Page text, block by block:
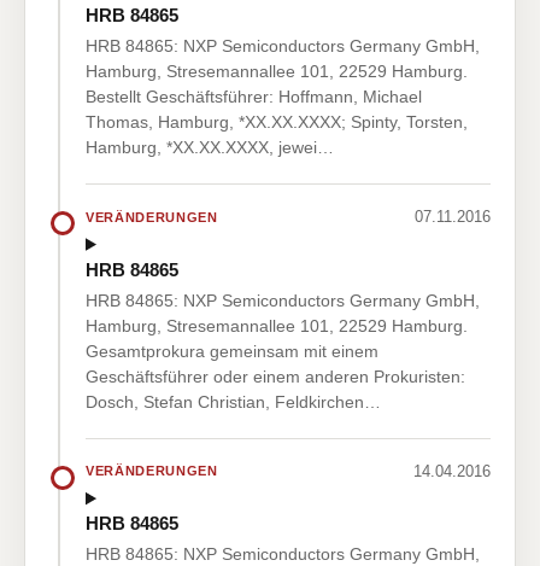
HRB 84865
HRB 84865: NXP Semiconductors Germany GmbH,
Hamburg, Stresemannallee 101, 22529 Hamburg.
Bestellt Geschäftsführer: Hoffmann, Michael
Thomas, Hamburg, *XX.XX.XXXX; Spinty, Torsten,
Hamburg, *XX.XX.XXXX, jewei…
VERÄNDERUNGEN 07.11.2016
HRB 84865
HRB 84865: NXP Semiconductors Germany GmbH,
Hamburg, Stresemannallee 101, 22529 Hamburg.
Gesamtprokura gemeinsam mit einem
Geschäftsführer oder einem anderen Prokuristen:
Dosch, Stefan Christian, Feldkirchen…
VERÄNDERUNGEN 14.04.2016
HRB 84865
HRB 84865: NXP Semiconductors Germany GmbH,